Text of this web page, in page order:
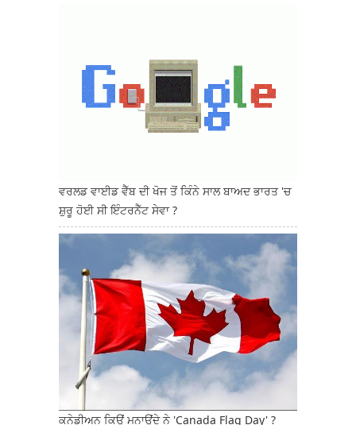
ਵਰਲਡ ਵਾਈਡ ਵੈੱਬ ਦੀ ਖੋਜ ਤੋਂ ਕਿੰਨੇ ਸਾਲ ਬਾਅਦ ਭਾਰਤ 'ਚ
ਸ਼ੁਰੂ ਹੋਈ ਸੀ ਇੰਟਰਨੈੱਟ ਸੇਵਾ ?
ਕਨੇਡੀਅਨ ਕਿਉਂ ਮਨਾਉਂਦੇ ਨੇ 'Canada Flag Day' ?